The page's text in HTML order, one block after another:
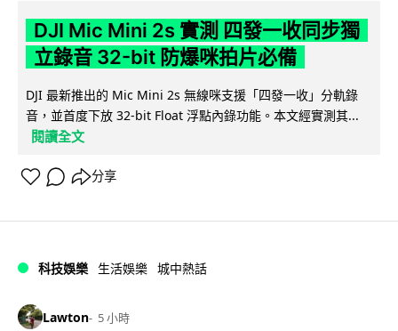
DJI Mic Mini 2s 實測 四發一收同步獨
立錄音 32-bit 防爆咪拍片必備
DJI 最新推出的 Mic Mini 2s 無線咪支援「四發一收」分軌錄
音，並首度下放 32-bit Float 浮點內錄功能。本文經實測其...
閱讀全文
分享
科技娛樂 生活娛樂 城中熱話
Lawton 5 小時